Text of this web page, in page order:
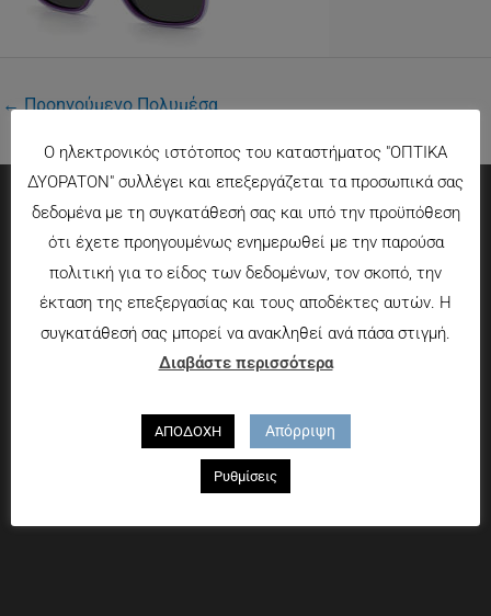
← Προηγούμενο Πολυμέσα
Πληροφορίες
Τρόποι πληρωμής
Τρόποι αποστολής
Πολιτική επιστροφών
Χαροκόπου 13-15, Αθήνα 176 72
Τηλ. 2109597894
Ο ηλεκτρονικός ιστότοπος του καταστήματος "ΟΠΤΙΚΑ
ΔΥΟΡΑΤΟΝ" συλλέγει και επεξεργάζεται τα προσωπικά σας
δεδομένα με τη συγκατάθεσή σας και υπό την προϋπόθεση
ότι έχετε προηγουμένως ενημερωθεί με την παρούσα
πολιτική για το είδος των δεδομένων, τον σκοπό, την
έκταση της επεξεργασίας και τους αποδέκτες αυτών. Η
συγκατάθεσή σας μπορεί να ανακληθεί ανά πάσα στιγμή.
Διαβάστε περισσότερα
ΑΠΟΔΟΧΗ Απόρριψη
Ρυθμίσεις